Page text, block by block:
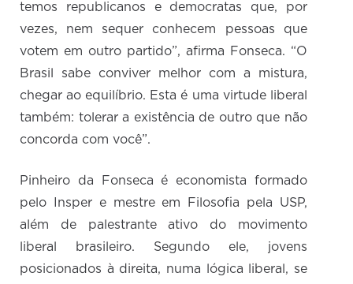
temos republicanos e democratas que, por
vezes, nem sequer conhecem pessoas que
votem em outro partido”, afirma Fonseca. “O
Brasil sabe conviver melhor com a mistura,
chegar ao equilíbrio. Esta é uma virtude liberal
também: tolerar a existência de outro que não
concorda com você”.
Pinheiro da Fonseca é economista formado
pelo Insper e mestre em Filosofia pela USP,
além de palestrante ativo do movimento
liberal brasileiro. Segundo ele, jovens
posicionados à direita, numa lógica liberal, se